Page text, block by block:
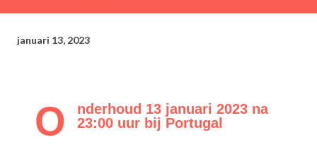
januari 13, 2023
O
nderhoud 13 januari 2023 na
23:00 uur bij Portugal